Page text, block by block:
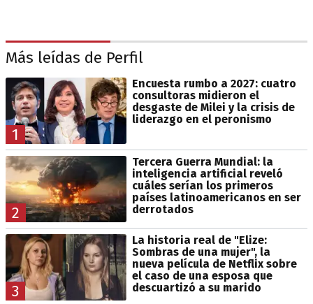
Más leídas de Perfil
1
Encuesta rumbo a 2027: cuatro
consultoras midieron el
desgaste de Milei y la crisis de
liderazgo en el peronismo
2
Tercera Guerra Mundial: la
inteligencia artificial reveló
cuáles serían los primeros
países latinoamericanos en ser
derrotados
3
La historia real de "Elize:
Sombras de una mujer", la
nueva película de Netflix sobre
el caso de una esposa que
descuartizó a su marido